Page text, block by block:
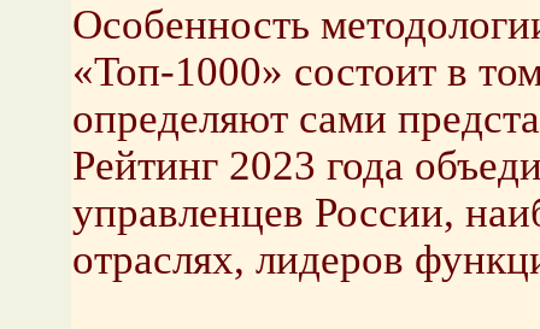
Особенность
«Топ-1000» состоит в
определяют сами
Рейтинг 2023 года
управленцев России,
отраслях, лидеров